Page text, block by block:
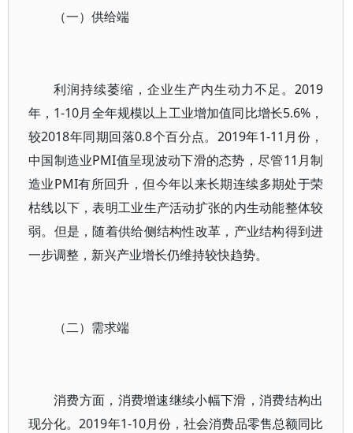
（一）供给端
利润持续萎缩，企业生产内生动力不足。2019
年，1-10月全年规模以上工业增加值同比增长5.6%，
较2018年同期回落0.8个百分点。2019年1-11月份，
中国制造业PMI值呈现波动下滑的态势，尽管11月制
造业PMI有所回升，但今年以来长期连续多期处于荣
枯线以下，表明工业生产活动扩张的内生动能整体较
弱。但是，随着供给侧结构性改革，产业结构得到进
一步调整，新兴产业增长仍维持较快趋势。
（二）需求端
消费方面，消费增速继续小幅下滑，消费结构出
现分化。2019年1-10月份，社会消费品零售总额同比